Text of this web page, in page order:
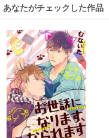
あなたがチェックした作品